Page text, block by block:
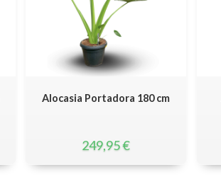
Alocasia Portadora 180 cm
249,95€